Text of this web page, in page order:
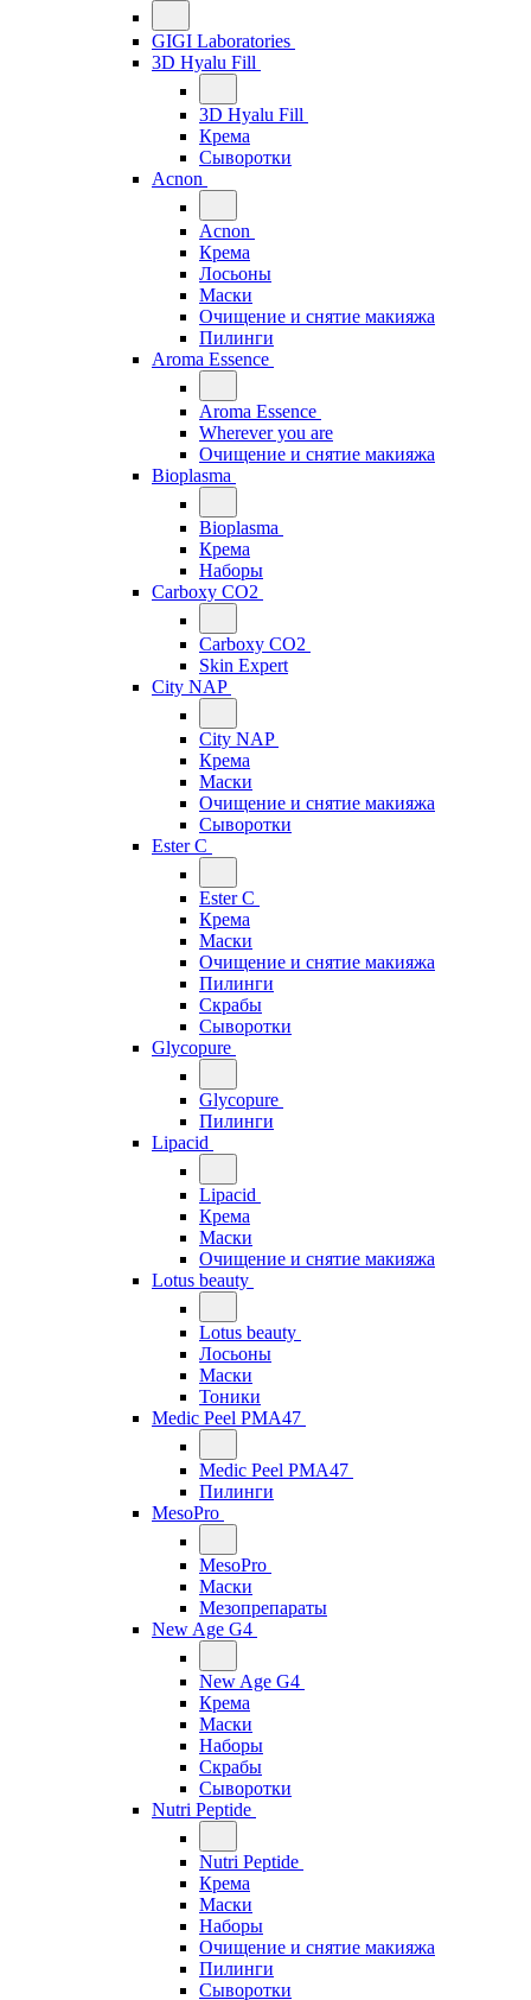
GIGI Laboratories
3D Hyalu Fill
3D Hyalu Fill
Крема
Сыворотки
Acnon
Acnon
Крема
Лосьоны
Маски
Очищение и снятие макияжа
Пилинги
Aroma Essence
Aroma Essence
Wherever you are
Очищение и снятие макияжа
Bioplasma
Bioplasma
Крема
Наборы
Carboxy CO2
Carboxy CO2
Skin Expert
City NAP
City NAP
Крема
Маски
Очищение и снятие макияжа
Сыворотки
Ester C
Ester C
Крема
Маски
Очищение и снятие макияжа
Пилинги
Скрабы
Сыворотки
Glycopure
Glycopure
Пилинги
Lipacid
Lipacid
Крема
Маски
Очищение и снятие макияжа
Lotus beauty
Lotus beauty
Лосьоны
Маски
Тоники
Medic Peel PMA47
Medic Peel PMA47
Пилинги
MesoPro
MesoPro
Маски
Мезопрепараты
New Age G4
New Age G4
Крема
Маски
Наборы
Скрабы
Сыворотки
Nutri Peptide
Nutri Peptide
Крема
Маски
Наборы
Очищение и снятие макияжа
Пилинги
Сыворотки